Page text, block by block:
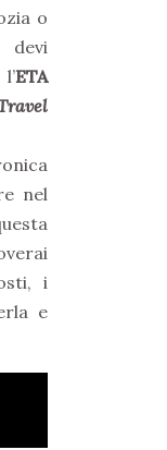
o
ETA
nel
i
e